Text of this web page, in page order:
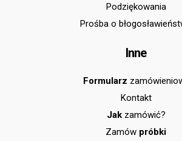
Podziękowania
Prośba o
Inne
Formularz
Kontakt
Jakzamówić?
Zamów próbki